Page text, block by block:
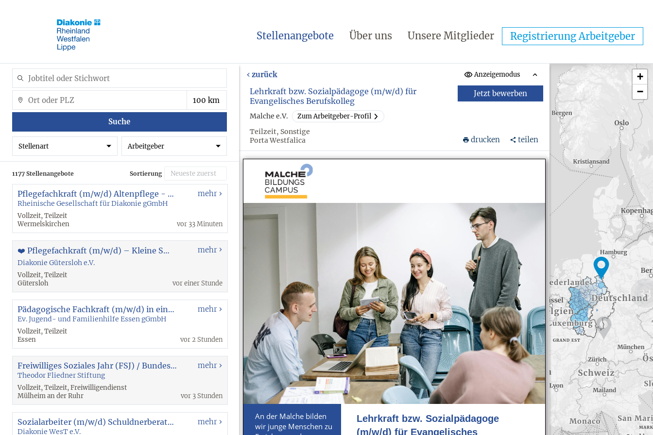
Stellenangebote Über uns Unsere Mitglieder Registrierung Arbeitgeber
Suche
Stellenart Arbeitgeber
1177 Stellenangebote Sortierung
Pflegefachkraft (m/w/d) Altenpflege - Wermelskirchen
Rheinische Gesellschaft für Diakonie gGmbH
Vollzeit, Teilzeit
Wermelskirchen
mehr
vor 33 Minuten
❤️ Pflegefachkraft (m/w/d) – Kleine Senioren-WG | 20 - 30 Std. | unbefristet
Diakonie Gütersloh e.V.
Vollzeit, Teilzeit
Gütersloh
mehr
vor einer Stunde
Pädagogische Fachkraft (m/w/d) in einem stationären Angebot für Jungen
Ev. Jugend- und Familienhilfe Essen gGmbH
Vollzeit, Teilzeit
Essen
mehr
vor 2 Stunden
Freiwilliges Soziales Jahr (FSJ) / Bundesfreiwilligendienst (BFD)
Theodor Fliedner Stiftung
Vollzeit, Teilzeit, Freiwilligendienst
Mülheim an der Ruhr
mehr
vor 3 Stunden
Sozialarbeiter (m/w/d) Schuldnerberatung Dülmen
Diakonie WesT e.V.
mehr
zurück Anzeigemodus
Lehrkraft bzw. Sozialpädagoge (m/w/d) für
Evangelisches Berufskolleg
Malche e.V. Zum Arbeitgeber-Profil
Teilzeit, Sonstige
Porta Westfalica
Jetzt bewerben
drucken teilen
1143 33
+
−